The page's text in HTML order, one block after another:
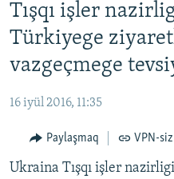
qaytmaq
Baş
navigatsiyağa
qaytmaq
Qıdıruvğa
qaytmaq
SİYASET
İQTİSADİYAT
MEDENİYET
İNSAN AQLARI
VİDEO
Tışqı işler
Türkiyege
vazgeçmege
16 iyül 2016, 11:35
Paylaşmaq VPN-
Ukraina Tışqı işler